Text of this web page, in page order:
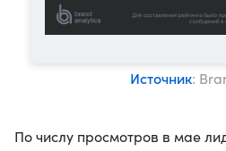
Источник:
По числу просмотров в мае